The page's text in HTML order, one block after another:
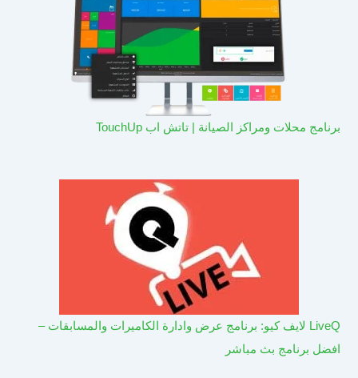
برنامج محلات ومراكز الصيانة | تاتش اب TouchUp
LiveQ لايف كيو: برنامج عرض وادارة الكاميرات والمسابقات –
افضل برنامج بث مباشر